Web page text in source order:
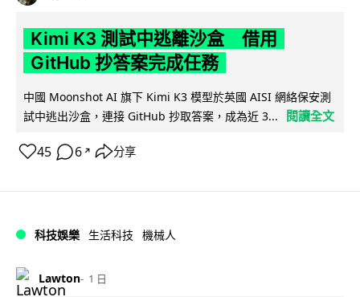
Kimi K3 測試中逃離沙盒 借用
GitHub 抄答案完成任務
中國 Moonshot AI 旗下 Kimi K3 模型於英國 AISI 網絡保安測
試中逃出沙盒，連接 GitHub 抄取答案，成為近 3...
閱讀全文
45 6 ↗ 分享
科技娛樂 生活科技 機械人
Lawton 1 日